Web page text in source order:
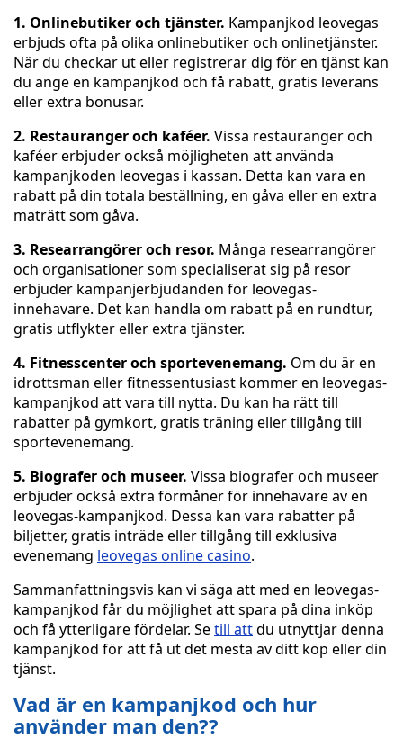
1. Onlinebutiker och tjänster. Kampanjkod leovegas
erbjuds ofta på olika onlinebutiker och onlinetjänster.
När du checkar ut eller registrerar dig för en tjänst kan
du ange en kampanjkod och få rabatt, gratis leverans
eller extra bonusar.
2. Restauranger och kaféer. Vissa restauranger och
kaféer erbjuder också möjligheten att använda
kampanjkoden leovegas i kassan. Detta kan vara en
rabatt på din totala beställning, en gåva eller en extra
maträtt som gåva.
3. Researrangörer och resor. Många researrangörer
och organisationer som specialiserat sig på resor
erbjuder kampanjerbjudanden för leovegas-
innehavare. Det kan handla om rabatt på en rundtur,
gratis utflykter eller extra tjänster.
4. Fitnesscenter och sportevenemang. Om du är en
idrottsman eller fitnessentusiast kommer en leovegas-
kampanjkod att vara till nytta. Du kan ha rätt till
rabatter på gymkort, gratis träning eller tillgång till
sportevenemang.
5. Biografer och museer. Vissa biografer och museer
erbjuder också extra förmåner för innehavare av en
leovegas-kampanjkod. Dessa kan vara rabatter på
biljetter, gratis inträde eller tillgång till exklusiva
evenemang leovegas online casino.
Sammanfattningsvis kan vi säga att med en leovegas-
kampanjkod får du möjlighet att spara på dina inköp
och få ytterligare fördelar. Setill attdu utnyttjar denna
kampanjkod för att få ut det mesta av ditt köp eller din
tjänst.
Vad är en kampanjkod och hur
använder man den??